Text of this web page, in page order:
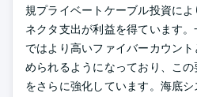
規プライベートケーブル投資に
ネクタ支出が利益を得ています
ではより高いファイバーカウン
められるようになっており、こ
をさらに強化しています。海底